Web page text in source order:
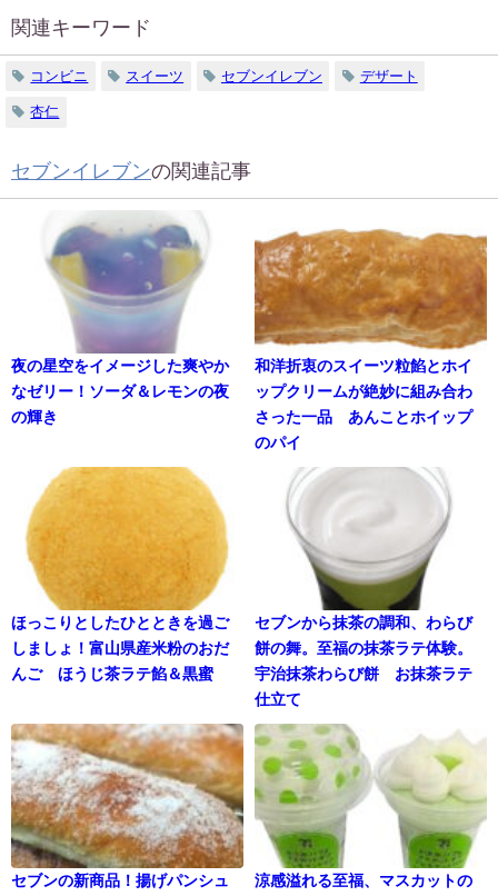
関連キーワード
コンビニ スイーツ セブンイレブン デザート
杏仁
セブンイレブンの関連記事
夜の星空をイメージした爽やか
なゼリー！ソーダ＆レモンの夜
の輝き
和洋折衷のスイーツ粒餡とホイ
ップクリームが絶妙に組み合わ
さった一品 あんことホイップ
のパイ
ほっこりとしたひとときを過ご
しましょ！富山県産米粉のおだ
んご ほうじ茶ラテ餡＆黒蜜
セブンから抹茶の調和、わらび
餅の舞。至福の抹茶ラテ体験。
宇治抹茶わらび餅 お抹茶ラテ
仕立て
セブンの新商品！揚げパンシュ
涼感溢れる至福、マスカットの